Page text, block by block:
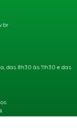
das 8h30 às 11h30 e das